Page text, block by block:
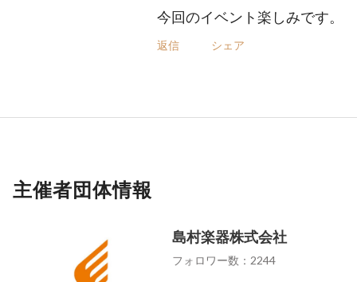
今回のイベント楽しみです。
返信 シェア
主催者団体情報
島村楽器株式会社
フォロワー数：2244